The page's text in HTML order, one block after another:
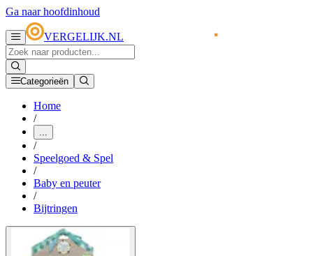
Ga naar hoofdinhoud
VERGELIJK.NL
Categorieën
Home
/
...
/
Speelgoed & Spel
/
Baby en peuter
/
Bijtringen